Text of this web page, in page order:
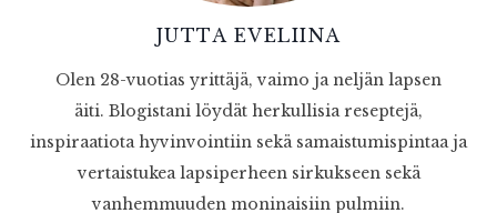
JUTTA EVELIINA
Olen 28-vuotias yrittäjä, vaimo ja neljän lapsen
äiti. Blogistani löydät herkullisia reseptejä,
inspiraatiota hyvinvointiin sekä samaistumispintaa ja
vertaistukea lapsiperheen sirkukseen sekä
vanhemmuuden moninaisiin pulmiin.